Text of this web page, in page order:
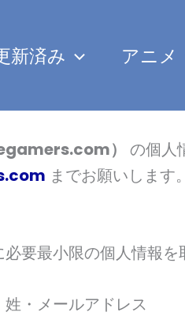
新済み アニメ
） の個人
までお願いします。
要最小限の個人情報を
姓・メールアドレス